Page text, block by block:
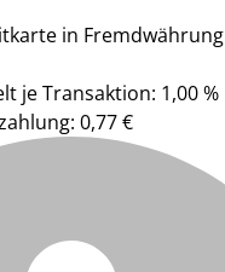
in Fremdwährung
je Transaktion: 1,00 %
0,77 €